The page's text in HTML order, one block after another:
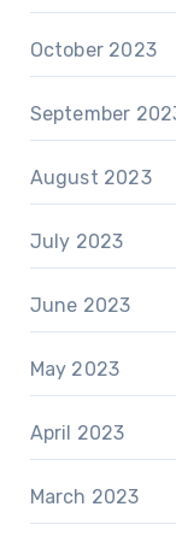
October 2023
September
August 2023
July 2023
June 2023
May 2023
April 2023
March 2023